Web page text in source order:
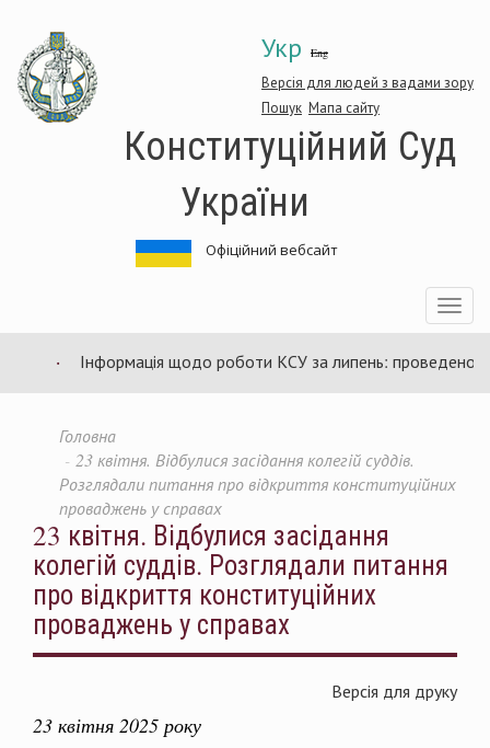
основного
матеріалу
Укр Eng
Версія для людей з вадами зору
Пошук Мапа сайту
Конституційний Суд
України
Офіційний вебсайт
Toggle
Інформація щодо роботи КСУ за липень: проведено 94
Головна
23 квітня. Відбулися засідання колегій суддів.
Розглядали питання про відкриття конституційних
проваджень у справах
23 квітня. Відбулися засідання
колегій суддів. Розглядали питання
про відкриття конституційних
проваджень у справах
Версія для друку
23 квітня 2025 року